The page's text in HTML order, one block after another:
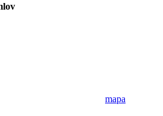
mapa